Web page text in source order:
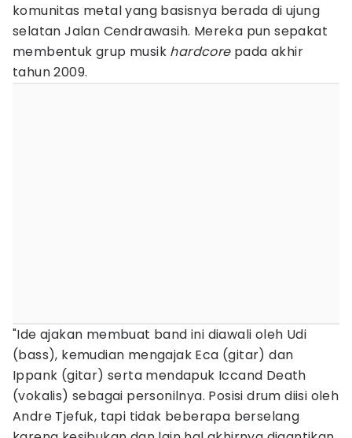
komunitas metal yang basisnya berada di ujung
selatan Jalan Cendrawasih. Mereka pun sepakat
membentuk grup musik hardcorepada akhir
tahun 2009.
"Ide ajakan membuat band ini diawali oleh Udi
(bass), kemudian mengajak Eca (gitar) dan
Ippank (gitar) serta mendapuk Iccand Death
(vokalis) sebagai personilnya. Posisi drum diisi oleh
Andre Tjefuk, tapi tidak beberapa berselang